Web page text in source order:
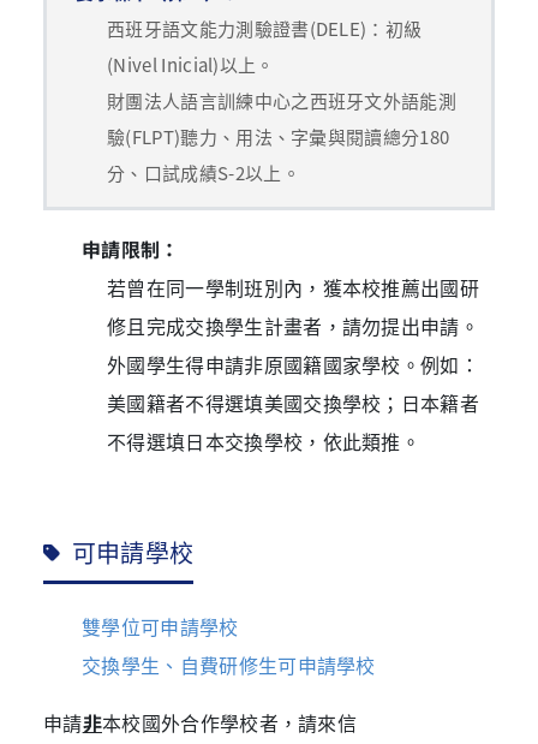
西班牙語文能力測驗證書(DELE)：初級
(Nivel Inicial)以上。
財團法人語言訓練中心之西班牙文外語能測
驗(FLPT)聽力、用法、字彙與閱讀總分180
分、口試成績S-2以上。
申請限制：
若曾在同一學制班別內，獲本校推薦出國研
修且完成交換學生計畫者，請勿提出申請。
外國學生得申請非原國籍國家學校。例如：
美國籍者不得選填美國交換學校；日本籍者
不得選填日本交換學校，依此類推。
可申請學校
雙學位可申請學校
交換學生、自費研修生可申請學校
申請非本校國外合作學校者，請來信